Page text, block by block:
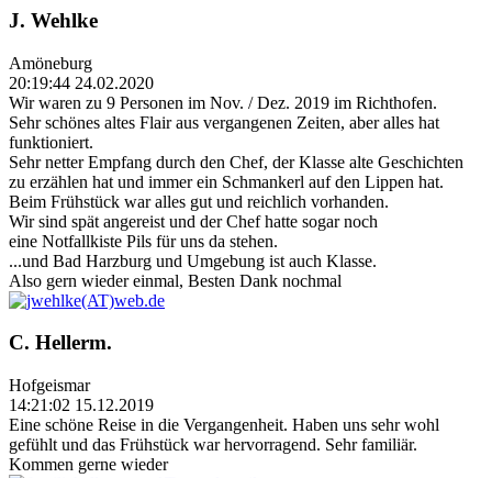
J. Wehlke
Amöneburg
20:19:44 24.02.2020
Wir waren zu 9 Personen im Nov. / Dez. 2019 im Richthofen.
Sehr schönes altes Flair aus vergangenen Zeiten, aber alles hat
funktioniert.
Sehr netter Empfang durch den Chef, der Klasse alte Geschichten
zu erzählen hat und immer ein Schmankerl auf den Lippen hat.
Beim Frühstück war alles gut und reichlich vorhanden.
Wir sind spät angereist und der Chef hatte sogar noch
eine Notfallkiste Pils für uns da stehen.
...und Bad Harzburg und Umgebung ist auch Klasse.
Also gern wieder einmal, Besten Dank nochmal
C. Hellerm.
Hofgeismar
14:21:02 15.12.2019
Eine schöne Reise in die Vergangenheit. Haben uns sehr wohl
gefühlt und das Frühstück war hervorragend. Sehr familiär.
Kommen gerne wieder